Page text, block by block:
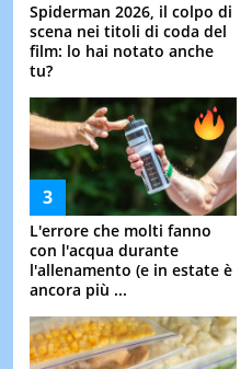
Spiderman 2026, il colpo di
scena nei titoli di coda del
film: lo hai notato anche
tu?
L'errore che molti fanno
con l'acqua durante
l'allenamento (e in estate è
ancora più ...